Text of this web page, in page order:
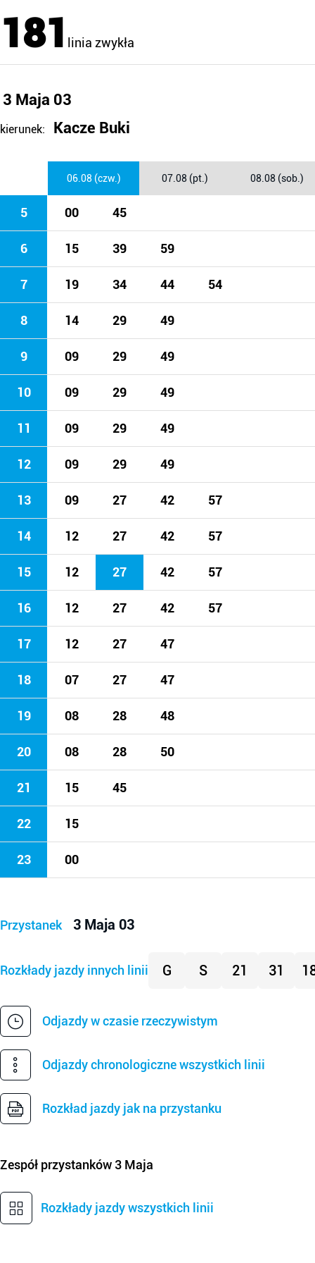
181 linia zwykła
3 Maja 03
kierunek: Kacze Buki
06.08 (czw.) 07.08 (pt.) 08.08 (sob.)
5 00 45
6 15 39 59
7 19 34 44 54
8 14 29 49
9 09 29 49
10 09 29 49
11 09 29 49
12 09 29 49
13 09 27 42 57
14 12 27 42 57
15 12 27 42 57
16 12 27 42 57
17 12 27 47
18 07 27 47
19 08 28 48
20 08 28 50
21 15 45
22 15
23 00
Przystanek 3 Maja 03
Rozkłady jazdy innych linii G S 21 31
Odjazdy w czasie rzeczywistym
Odjazdy chronologiczne wszystkich linii
Rozkład jazdy jak na przystanku
Zespół przystanków 3 Maja
Rozkłady jazdy wszystkich linii